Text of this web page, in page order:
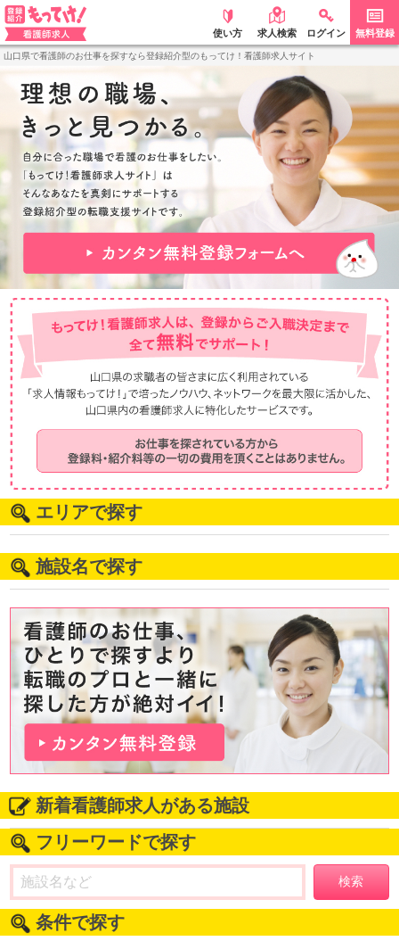
使い方 求人検索 ログイン 無料登録
山口県で看護師のお仕事を探すなら登録紹介型のもってけ！看護師求人サイト
エリアで探す
施設名で探す
新着看護師求人がある施設
フリーワードで探す
検索
条件で探す